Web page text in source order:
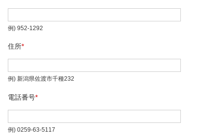
例) 952-1292
住所*
例) 新潟県佐渡市千種232
電話番号*
例) 0259-63-5117